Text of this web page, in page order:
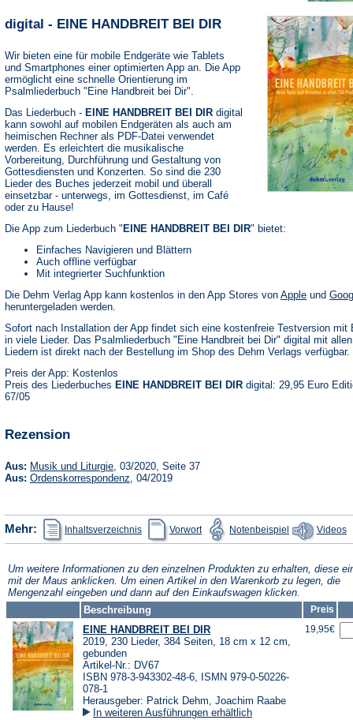
digital - EINE HANDBREIT BEI DIR
Wir bieten eine für mobile Endgeräte wie Tablets
und Smartphones einer optimierten App an. Die App
ermöglicht eine schnelle Orientierung im
Psalmliederbuch "Eine Handbreit bei Dir".
Das Liederbuch - EINE HANDBREIT BEI DIR digital
kann sowohl auf mobilen Endgeräten als auch am
heimischen Rechner als PDF-Datei verwendet
werden. Es erleichtert die musikalische
Vorbereitung, Durchführung und Gestaltung von
Gottesdiensten und Konzerten. So sind die 230
Lieder des Buches jederzeit mobil und überall
einsetzbar - unterwegs, im Gottesdienst, im Café
oder zu Hause!
Die App zum Liederbuch " EINE HANDBREIT BEI DIR" bietet:
Einfaches Navigieren und Blättern
Auch offline verfügbar
Mit integrierter Suchfunktion
Die Dehm Verlag App kann kostenlos in den App Stores von Apple(Öffnet
neuen
Tab)
und
heruntergeladen werden.
Sofort nach Installation der App findet sich eine kostenfreie Testversion mit
in viele Lieder. Das Psalmliederbuch "Eine Handbreit bei Dir" digital mit
Liedern ist direkt nach der Bestellung im Shop des Dehm Verlags verfügbar.
Preis der App: Kostenlos
Preis des Liederbuches EINE HANDBREIT BEI DIR digital: 29,95 Euro
67/05
Rezension
Aus: Musik und Liturgie(Öffnet
in
, 03/2020, Seite 37
Aus: Ordenskorrespondenz (Öffnet
, 04/2019
Mehr: Inhaltsverzeichnis
(Öffnet
in
einem
Tab)
Vorwort
(Öffnet
in
einem
Tab)
Notenbeispiel
(Öffnet
in
einem
Tab)
Videos
Um weitere Informationen zu den einzelnen Produkten zu erhalten, diese
mit der Maus anklicken. Um einen Artikel in den Warenkorb zu legen, die
Mengenzahl eingeben und dann auf den Einkaufswagen klicken.
Beschreibung
Preis
EINE HANDBREIT BEI DIR
2019, 230 Lieder, 384 Seiten, 18 cm x 12 cm,
gebunden
Artikel-Nr.: DV67
ISBN 978-3-943302-48-6, ISMN 979-0-50226-
078-1
Herausgeber: Patrick Dehm, Joachim Raabe
In weiteren Ausführungen erhältlich
19,95€